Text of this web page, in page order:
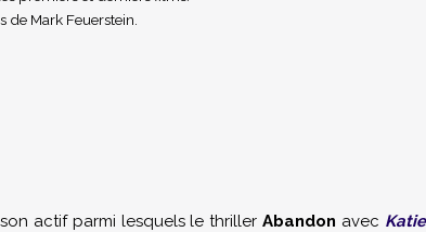
de Mark Feuerstein.
actif parmi lesquels le thrillerAbandon avec Katie